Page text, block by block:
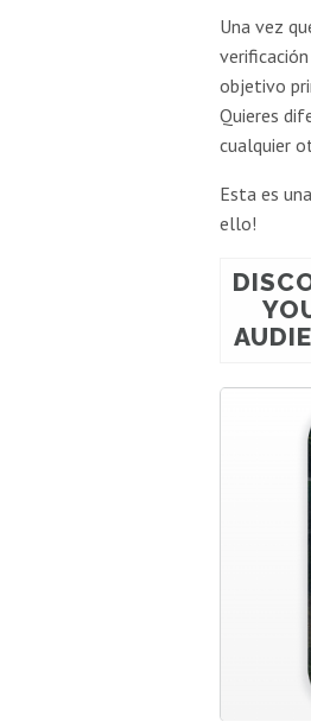
Una vez
objetivo
Quieres
cualquier
Esta es
ello!